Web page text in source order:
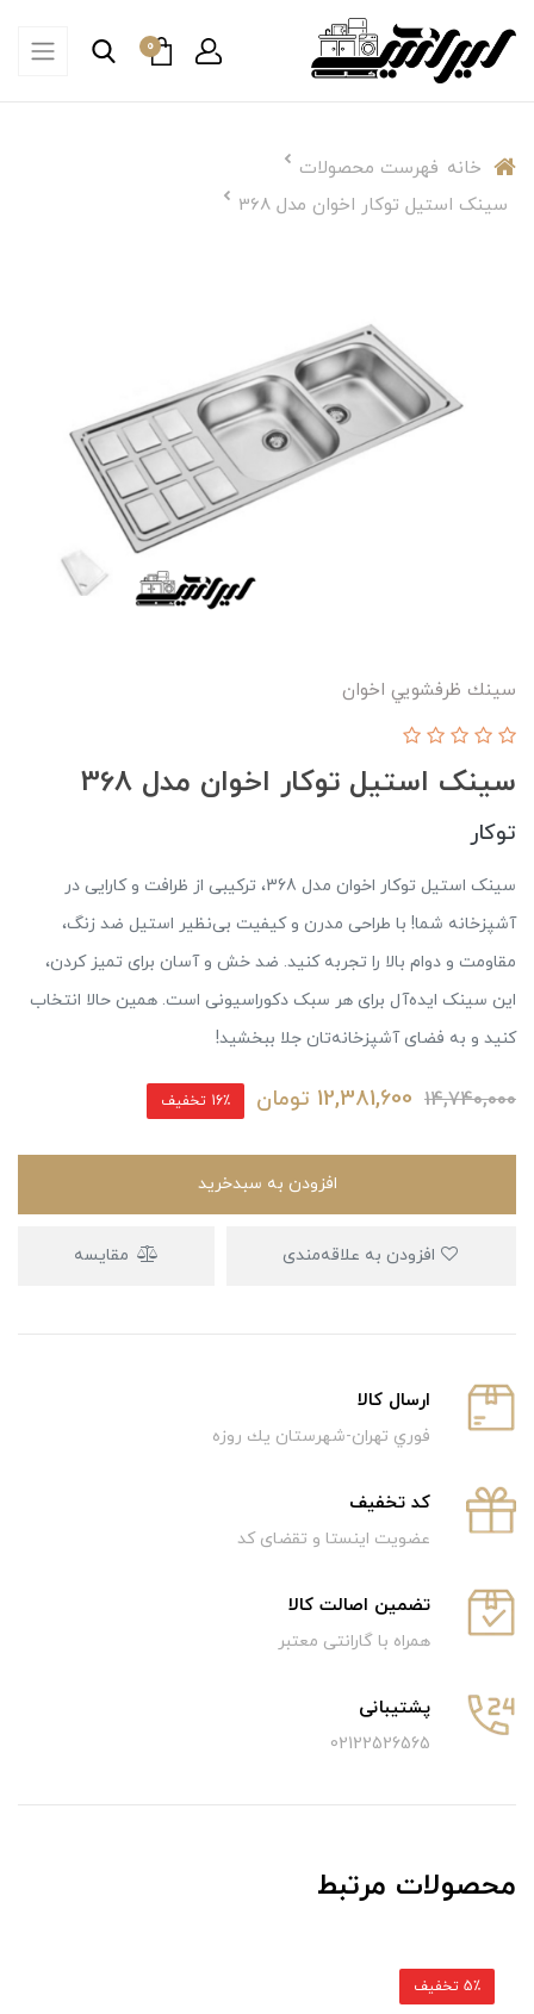
0
خانه فهرست محصولات
سینک استیل توکار اخوان مدل 368
سينك ظرفشويي اخوان
سینک استیل توکار اخوان مدل 368
توکار
سینک استیل توکار اخوان مدل 368، ترکیبی از ظرافت و کارایی در
آشپزخانه شما! با طراحی مدرن و کیفیت بی‌نظیر استیل ضد زنگ،
مقاومت و دوام بالا را تجربه کنید. ضد خش و آسان برای تمیز کردن،
این سینک ایده‌آل برای هر سبک دکوراسیونی است. همین حالا انتخاب
کنید و به فضای آشپزخانه‌تان جلا ببخشید!
14,740,000
12,381,600 تومان 16٪ تخفیف
افزودن به سبدخرید
مقایسه
ارسال كالا
فوري تهران-شهرستان يك روزه
كد تخفيف
عضویت اینستا و تقضای کد
تضمین اصالت کالا
همراه با گارانتی معتبر
پشتیبانی
02122526565
محصولات مرتبط
5٪ تخفیف